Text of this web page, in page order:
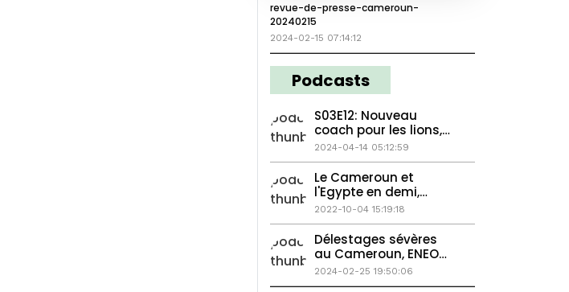
revue-de-presse-cameroun-
20240215
2024-02-15 07:14:12
Podcasts
S03E12: Nouveau
coach pour les lions,
matricide à Yaoundé
2024-04-14 05:12:59
Le Cameroun et
l'Egypte en demi,
Nadal le plus grand ?
2022-10-04 15:19:18
Délestages sévères
au Cameroun, ENEO
réclame 18 milliards à
l'Etat
2024-02-25 19:50:06